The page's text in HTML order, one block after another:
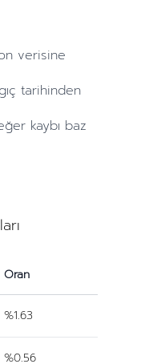
verisine
tarihinden
kaybı baz
Oran
%1.63
%0.56